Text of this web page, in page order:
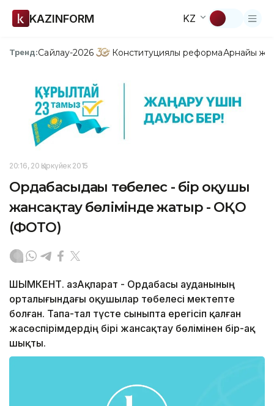
KAZINFORM KZ
Тренд:Сайлау-2026 Конституциялық реформаАрнайы
20:16, 20 Қыркүйек 2015
Ордабасыдағы төбелес - бір оқушы
жансақтау бөлімінде жатыр - ОҚО
(ФОТО)
ШЫМКЕНТ. ҚазАқпарат - Ордабасы ауданының
орталығындағы оқушылар төбелесі мектепте
болған. Тапа-тал түсте сыныпта ерегісіп қалған
жасөспірімдердің бірі жансақтау бөлімінен бір-ақ
шықты.